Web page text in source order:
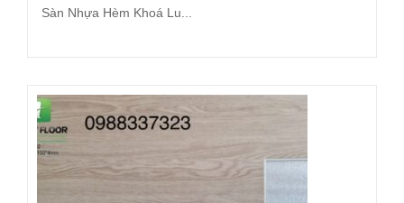
Sàn Nhựa Hèm Khoá Lu...